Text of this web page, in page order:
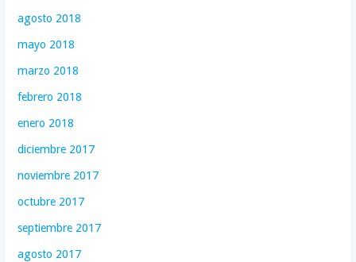
agosto 2018
mayo 2018
marzo 2018
febrero 2018
enero 2018
diciembre 2017
noviembre 2017
octubre 2017
septiembre 2017
agosto 2017